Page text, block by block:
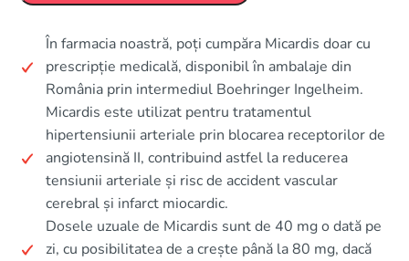
În farmacia noastră, poți cumpăra Micardis doar cu
prescripție medicală, disponibil în ambalaje din
România prin intermediul Boehringer Ingelheim.
Micardis este utilizat pentru tratamentul
hipertensiunii arteriale prin blocarea receptorilor de
angiotensină II, contribuind astfel la reducerea
tensiunii arteriale și risc de accident vascular
cerebral și infarct miocardic.
Dosele uzuale de Micardis sunt de 40 mg o dată pe
zi, cu posibilitatea de a crește până la 80 mg, dacă